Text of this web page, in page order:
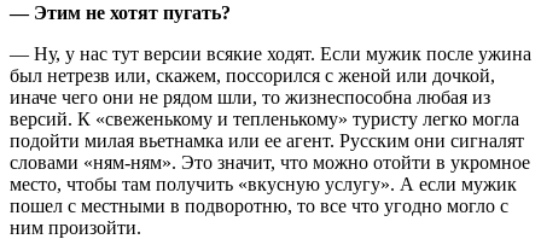
— Этим не хотят пугать?
— Ну, у нас тут версии всякие ходят. Если мужик после ужина
был нетрезв или, скажем, поссорился с женой или дочкой,
иначе чего они не рядом шли, то жизнеспособна любая из
версий. К «свеженькому и тепленькому» туристу легко могла
подойти милая вьетнамка или ее агент. Русским они сигналят
словами «ням-ням». Это значит, что можно отойти в укромное
место, чтобы там получить «вкусную услугу». А если мужик
пошел с местными в подворотню, то все что угодно могло с
ним произойти.